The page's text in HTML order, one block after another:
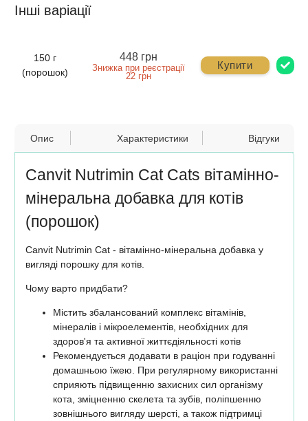
Інші варіації
150 г
(порошок)
448 грн
Знижка при реєстрації
22 грн
Купити
Опис Характеристики Відгуки
Canvit Nutrimin Cat Cats вітамінно-
мінеральна добавка для котів
(порошок)
Canvit Nutrimin Cat - вітамінно-мінеральна добавка у
вигляді порошку для котів.
Чому варто придбати?
Містить збалансований комплекс вітамінів,
мінералів і мікроелементів, необхідних для
здоров'я та активної життєдіяльності котів
Рекомендується додавати в раціон при годуванні
домашньою їжею. При регулярному використанні
сприяють підвищенню захисних сил організму
кота, зміцненню скелета та зубів, поліпшенню
зовнішнього вигляду шерсті, а також підтримці